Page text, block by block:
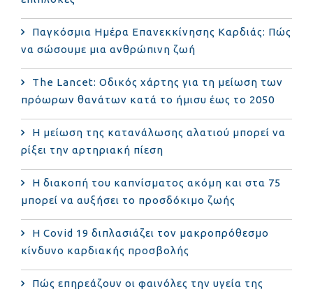
Παγκόσμια Ημέρα Επανεκκίνησης Καρδιάς: Πώς
να σώσουμε μια ανθρώπινη ζωή
The Lancet: Οδικός χάρτης για τη μείωση των
πρόωρων θανάτων κατά το ήμισυ έως το 2050
Η μείωση της κατανάλωσης αλατιού μπορεί να
ρίξει την αρτηριακή πίεση
Η διακοπή του καπνίσματος ακόμη και στα 75
μπορεί να αυξήσει το προσδόκιμο ζωής
Η Covid 19 διπλασιάζει τον μακροπρόθεσμο
κίνδυνο καρδιακής προσβολής
Πώς επηρεάζουν οι φαινόλες την υγεία της